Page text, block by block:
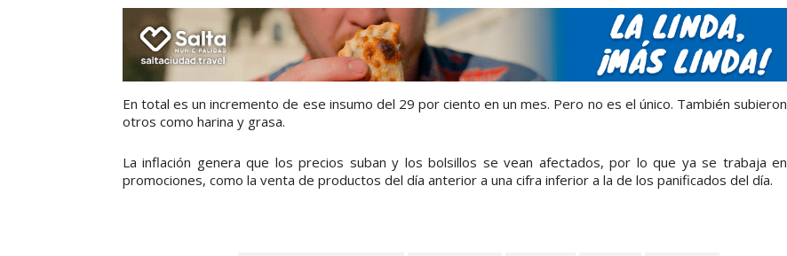
En total es un incremento de ese insumo del 29 por ciento en un mes. Pero no es el único. También subieron
otros como harina y grasa.
La inflación genera que los precios suban y los bolsillos se vean afectados, por lo que ya se trabaja en
promociones, como la venta de productos del día anterior a una cifra inferior a la de los panificados del día.